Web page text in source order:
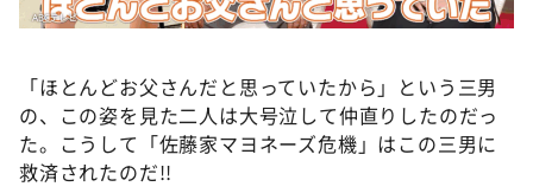
「ほとんどお父さんだと思っていたから」という三男
の、この姿を見た二人は大号泣して仲直りしたのだっ
た。こうして「佐藤家マヨネーズ危機」はこの三男に
救済されたのだ!!